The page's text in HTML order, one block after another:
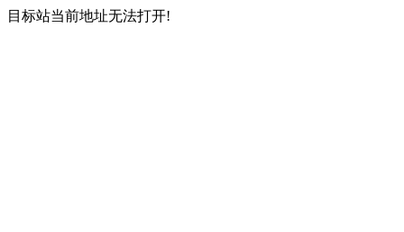
目标站当前地址无法打开!